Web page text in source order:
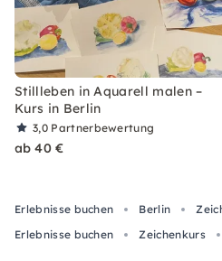
Stillleben in Aquarell malen –
Kurs in Berlin
3,0 Partnerbewertung
ab 40 €
Erlebnisse buchen Berlin
Erlebnisse buchen
Zeichenkurs